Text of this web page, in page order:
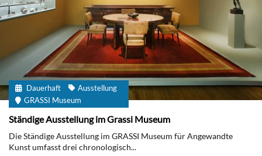
Dauerhaft
Ausstellung
GRASSI Museum
Ständige Ausstellung im Grassi Museum
Die Ständige Ausstellung im GRASSI Museum für Angewandte
Kunst umfasst drei chronologisch...